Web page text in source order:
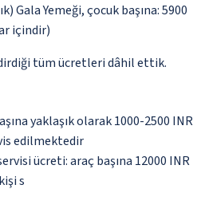
Gala Yemeği, çocuk başına: 5900
içindir)
tüm ücretleri dâhil ettik.
yaklaşık olarak 1000-2500 INR
edilmektedir
ücreti: araç başına 12000 INR
s